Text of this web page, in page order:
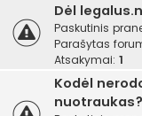
Dėl
Paskutinis
Parašytas
Atsakymai: 1
Kodėl
nuotraukas?